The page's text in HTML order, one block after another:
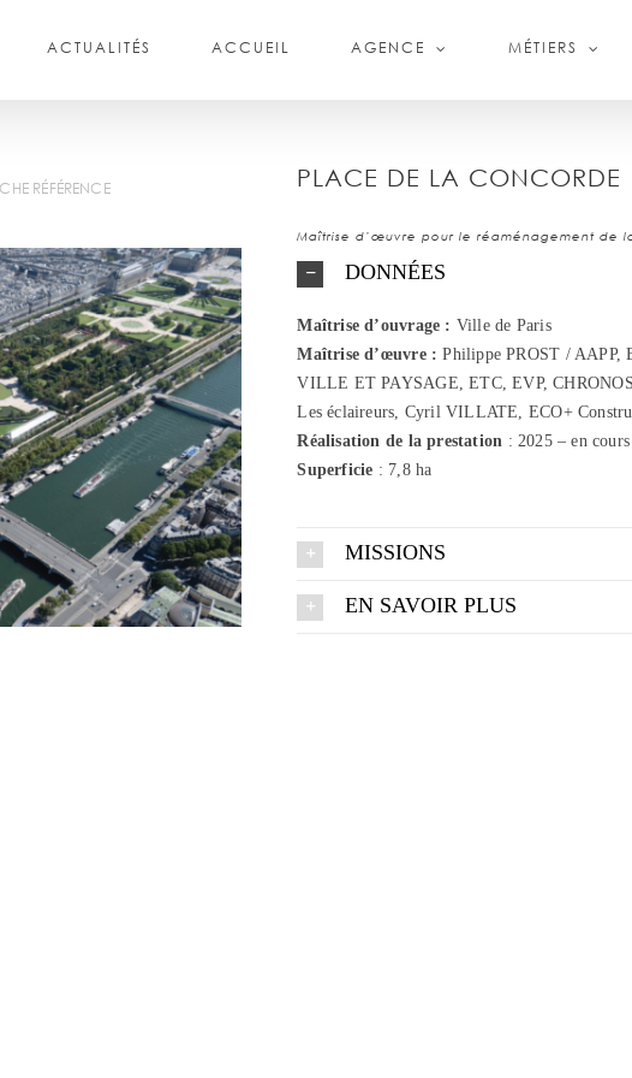
ACTUALITÉS ACCUEIL AGENCE MÉTIERS
RÉFÉRENCE PLACE DE LA CONCORDE
Maîtrise d’œuvre pour le réaménagement de
DONNÉES
Maîtrise d’ouvrage : Ville de Paris
Maîtrised’œuvre : Philippe PROST / AAPP,
VILLE ET PAYSAGE, ETC, EVP,
Les éclaireurs, Cyril VILLATE, ECO+
Réalisation de la prestation : 2025 – en cours
Superficie : 7,8 ha
MISSIONS
EN SAVOIR PLUS